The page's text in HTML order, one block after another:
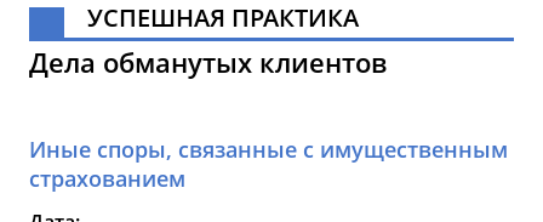
УСПЕШНАЯ ПРАКТИКА
Дела обманутых клиентов
Иные споры, связанные с имущественным
страхованием